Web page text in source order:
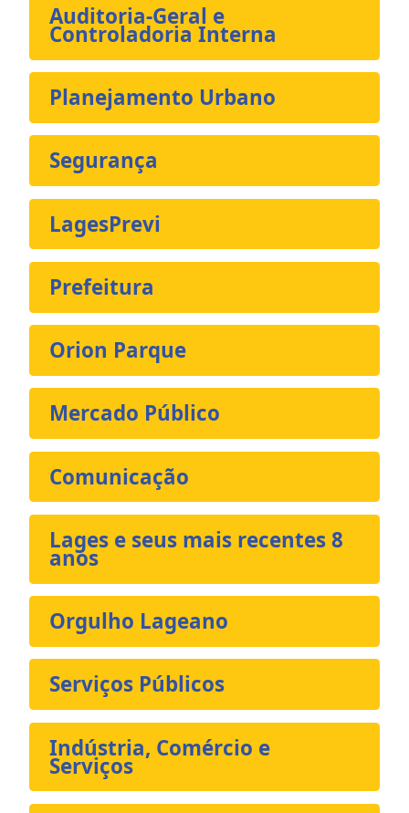
Auditoria-Geral e
Controladoria Interna
Planejamento Urbano
Segurança
LagesPrevi
Prefeitura
Orion Parque
Mercado Público
Comunicação
Lages e seus mais recentes 8
anos
Orgulho Lageano
Serviços Públicos
Indústria, Comércio e
Serviços